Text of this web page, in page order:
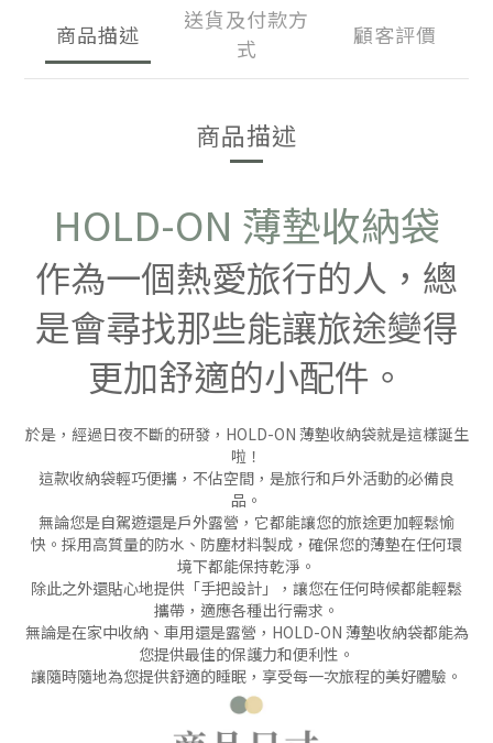
商品描述
送貨及付款方
式
顧客評價
商品描述
HOLD-ON 薄墊收納袋
作為一個熱愛旅行的人，總
是會尋找那些能讓旅途變得
更加舒適的小配件。
於是，經過日夜不斷的研發，HOLD-ON 薄墊收納袋就是這樣誕生
啦！
這款收納袋輕巧便攜，不佔空間，是旅行和戶外活動的必備良
品。
無論您是自駕遊還是戶外露營，它都能讓您的旅途更加輕鬆愉
快。採用高質量的防水、防塵材料製成，確保您的薄墊在任何環
境下都能保持乾淨。
除此之外還貼心地提供「手把設計」，讓您在任何時候都能輕鬆
攜帶，適應各種出行需求。
無論是在家中收納、車用還是露營，HOLD-ON 薄墊收納袋都能為
您提供最佳的保護力和便利性。
讓隨時隨地為您提供舒適的睡眠，享受每一次旅程的美好體驗。